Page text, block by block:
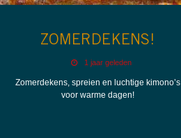
ZOMERDEKENS!
1 jaar geleden
Zomerdekens, spreien en luchtige kimono’s
voor warme dagen!